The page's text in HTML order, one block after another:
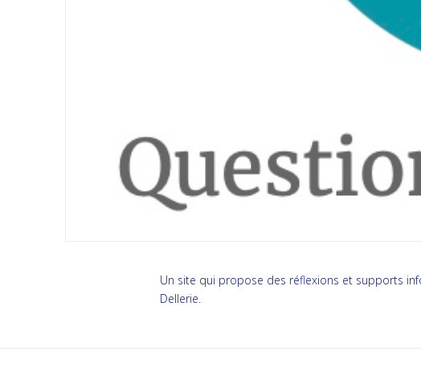
Un site qui propose des réflexions et supports
Dellerie.